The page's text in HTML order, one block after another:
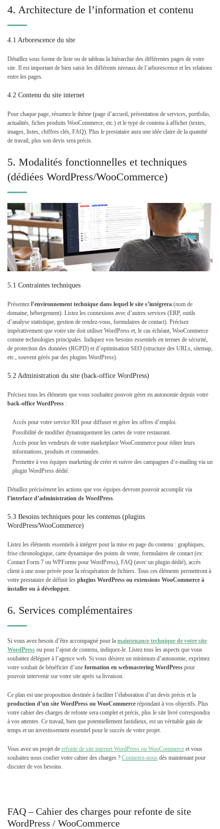
4. Architecture de l’information et contenu
4.1 Arborescence du site
Détaillez sous forme de liste ou de tableau la hiérarchie des différentes pages de votre
site. Il est important de bien saisir les différents niveaux de l’arborescence et les relations
entre les pages.
4.2 Contenu du site internet
Pour chaque page, résumez le thème (page d’accueil, présentation de services, portfolio,
actualités, fiches produits WooCommerce, etc.) et le type de contenu à afficher (textes,
images, listes, chiffres clés, FAQ). Plus le prestataire aura une idée claire de la quantité
de travail, plus son devis sera précis.
5. Modalités fonctionnelles et techniques
(dédiées WordPress/WooCommerce)
5.1 Contraintes techniques
Présentez l’environnement technique dans lequel le site s’intégrera (nom de
domaine, hébergement). Listez les connexions avec d’autres services (ERP, outils
d’analyse statistique, gestion de rendez-vous, formulaires de contact). Précisez
impérativement que votre site doit utiliser WordPress et, le cas échéant, WooCommerce
comme technologies principales. Indiquez vos besoins essentiels en termes de sécurité,
de protection des données (RGPD) et d’optimisation SEO (structure des URLs, sitemap,
etc., souvent gérés par des plugins WordPress).
5.2 Administration du site (back-office WordPress)
Précisez tous les éléments que vous souhaitez pouvoir gérer en autonomie depuis votre
back-office WordPress :
Accès pour votre service RH pour diffuser et gérer les offres d’emploi.
Possibilité de modifier dynamiquement les cartes de votre restaurant.
Accès pour les vendeurs de votre marketplace WooCommerce pour éditer leurs
informations, produits et commandes.
Permettre à vos équipes marketing de créer et suivre des campagnes d’e-mailing via un
plugin WordPress dédié.
Détaillez précisément les actions que vos équipes devront pouvoir accomplir via
l’interface d’administration de WordPress.
5.3 Besoins techniques pour les contenus (plugins
WordPress/WooCommerce)
Listez les éléments essentiels à intégrer pour la mise en page du contenu : graphiques,
frise chronologique, carte dynamique des points de vente, formulaires de contact (ex:
Contact Form 7 ou WPForms pour WordPress), FAQ (avec un plugin dédié), accès
client à une zone privée pour la récupération de fichiers. Tous ces éléments permettront à
votre prestataire de définir les plugins WordPress ou extensions WooCommerce à
installer ou à développer.
6. Services complémentaires
Si vous avez besoin d’être accompagné pour la maintenance technique de votre site
WordPress ou pour l’ajout de contenu, indiquez-le. Listez tous les aspects que vous
souhaitez déléguer à l’agence web. Si vous désirez un minimum d’autonomie, exprimez
votre souhait de bénéficier d’une formation en webmastering WordPress pour
pouvoir intervenir sur votre site après sa livraison.
Ce plan est une proposition destinée à faciliter l’élaboration d’un devis précis et la
production d’un site WordPress ou WooCommerce répondant à vos objectifs. Plus
votre cahier des charges de refonte sera complet et précis, plus le site livré correspondra
à vos attentes. Ce travail, bien que potentiellement fastidieux, est un véritable gain de
temps et un investissement essentiel pour le succès de votre projet.
Vous avez un projet de refonte de site internet WordPress ou WooCommerce et vous
souhaitez nous confier votre cahier des charges ? Contactez-nous dès maintenant pour
discuter de vos besoins.
FAQ – Cahier des charges pour refonte de site
WordPress / WooCommerce